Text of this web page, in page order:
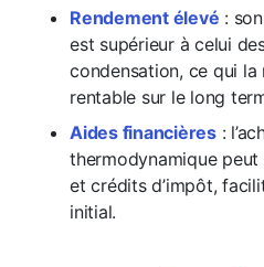
Rendement élevé :
est supérieur à celui
condensation, ce qui
rentable sur le long
Aides financières:
thermodynamique
et crédits d’impôt,
initial.